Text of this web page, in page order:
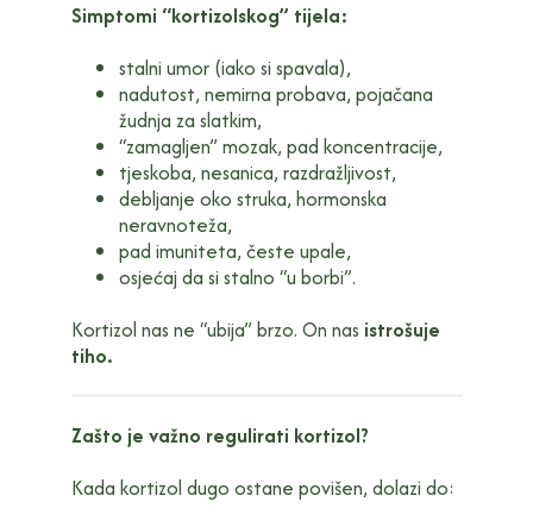
Simptomi “kortizolskog” tijela:
stalni umor (iako si spavala),
nadutost, nemirna probava, pojačana
žudnja za slatkim,
“zamagljen” mozak, pad koncentracije,
tjeskoba, nesanica, razdražljivost,
debljanje oko struka, hormonska
neravnoteža,
pad imuniteta, česte upale,
osjećaj da si stalno “u borbi”.
Kortizol nas ne “ubija” brzo. On nas istrošuje
tiho.
Zašto je važno regulirati kortizol?
Kada kortizol dugo ostane povišen, dolazi do: